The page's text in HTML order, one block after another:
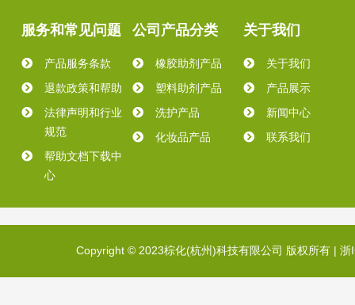
服务和常见问题
产品服务条款
退款政策和帮助
法律声明和行业
规范
帮助文档下载中
心
公司产品分类
橡胶助剂产品
塑料助剂产品
洗护产品
化妆品产品
关于我们
关于我们
产品展示
新闻中心
联系我们
Copyright © 2023棕化(杭州)科技有限公司 版权所有 | 浙